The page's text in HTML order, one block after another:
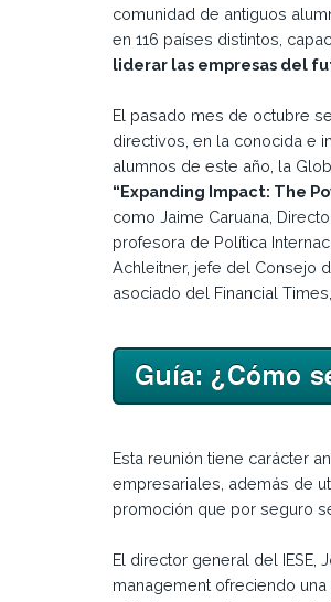
comunidad de antiguos
en 116 países distintos,
liderar las empresas del
El pasado mes de octubre
directivos, en la conocida e
alumnos de este año, la
“Expanding Impact: The
como Jaime Caruana,
profesora de Política
Achleitner, jefe del Consejo
asociado del Financial
Esta reunión tiene carácter
empresariales, además de
promoción que por seguro
El director general del IESE,
management ofreciendo